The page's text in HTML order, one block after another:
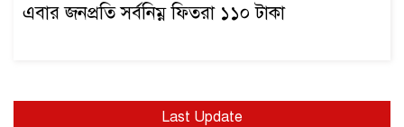
এবার জনপ্রতি সর্বনিম্ন ফিতরা ১১০ টাকা
Last Update